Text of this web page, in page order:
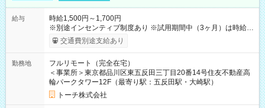
給与
時給1,500円～1,700円
※別途インセンティブ制度あり ※試用期間中（3ヶ月）は時給
1,400円 【試用期間】試用期間あり 試用期間の長さ：3ヶ月
※ 雇用形態と給与に、本採用時と異なる部分があります。 雇用
初回3ヶ月契約、以降は6ヶ月毎に更新 ・試用期間：3ヶ月 ・契
約更新：あり（契約満了時の業務量、勤務態度、勤務成績によ
り判断）、更新上限なし
交通費別途支給あり
勤務地
フルリモート（完全在宅）
＜事業所＞東京都品川区東五反田三丁目20番14号住友不動産高
輪パークタワー12F（最寄り駅：五反田駅・大崎駅）
トーチ株式会社